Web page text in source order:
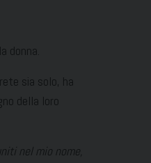
donna.
sia solo, ha
della loro
nel mio nome,